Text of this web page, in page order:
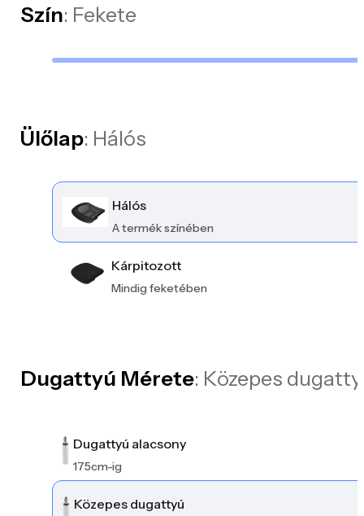
Szín: Fekete
Ülőlap: Hálós
Hálós
A termék színében
Kárpitozott
Mindig feketében
Dugattyú Mérete: Közepes
Dugattyú alacsony
175cm-ig
Közepes dugattyú